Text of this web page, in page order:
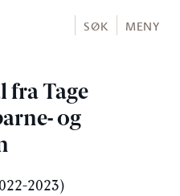
SØK MENY
fra Tage
og
2023)